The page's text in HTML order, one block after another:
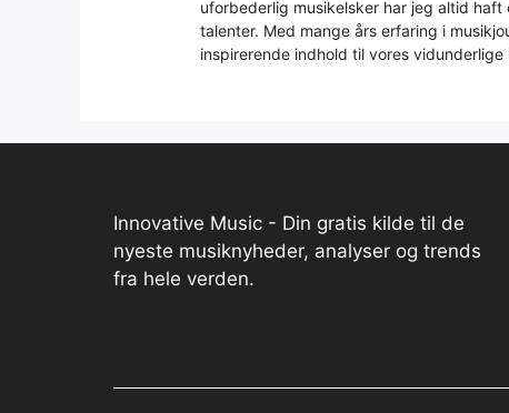
uforbederlig musikelsker har jeg altid
talenter. Med mange års erfaring i
inspirerende indhold til vores
Innovative Music - Din gratis kilde til de
nyeste musiknyheder, analyser og trends
fra hele verden.